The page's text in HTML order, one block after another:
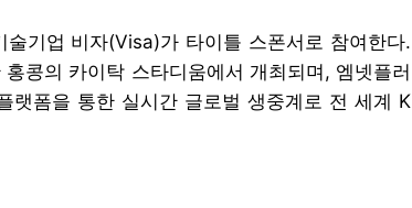
술기업 비자(Visa)가 타이틀 스폰서로 참여한다.
콩의 카이탁 스타디움에서 개최되며, 엠넷플러
랫폼을 통한 실시간 글로벌 생중계로 전 세계 K